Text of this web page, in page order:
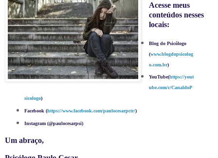
Acesse meus
conteúdos nesses
locais:
Blog do Psicólogo
(www.blogdopsicolog
o.com.br)
YouTube(https://yout
ube.com/c/CanaldoP
sicologo)
Facebook (https://www.facebook.com/paulocesarpctr/)
Instagram (@paulocesarpsi)
Um abraço,